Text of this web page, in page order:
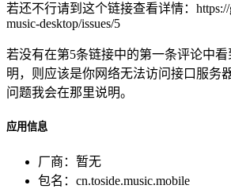
若还不行请到这个链接查看详情：https://
music-desktop/issues/5
若没有在第5条链接中的第一条评论中
明，则应该是你网络无法访问接口服务
问题我会在那里说明。
应用信息
厂商： 暂无
包名： cn.toside.music.mobile